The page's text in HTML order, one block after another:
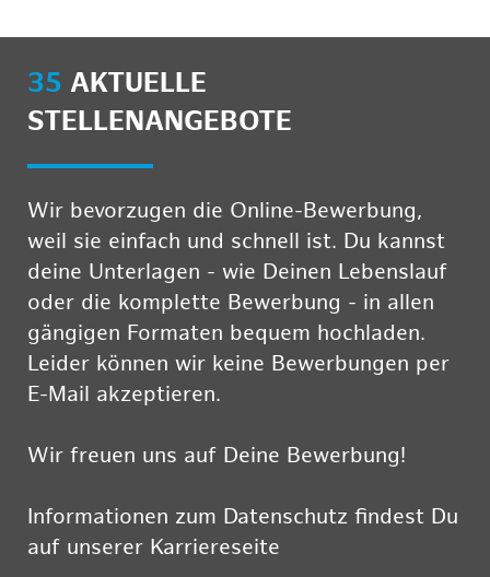
35 AKTUELLE
STELLENANGEBOTE
Wir bevorzugen die Online-Bewerbung,
weil sie einfach und schnell ist. Du kannst
deine Unterlagen - wie Deinen Lebenslauf
oder die komplette Bewerbung - in allen
gängigen Formaten bequem hochladen.
Leider können wir keine Bewerbungen per
E-Mail akzeptieren.
Wir freuen uns auf Deine Bewerbung!
Informationen zum Datenschutz findest Du
auf unserer Karriereseite